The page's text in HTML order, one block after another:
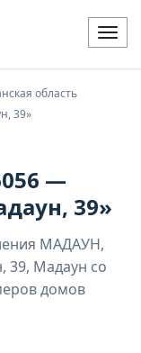
область
39»
—
39»
МАДАУН,
39, Мадаун со
домов